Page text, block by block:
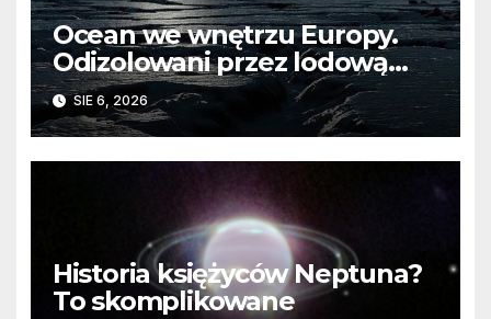
Ocean we wnętrzu Europy.
Odizolowani przez lodową
barierę
SIE 6, 2026
Historia księżyców Neptuna?
To skomplikowane